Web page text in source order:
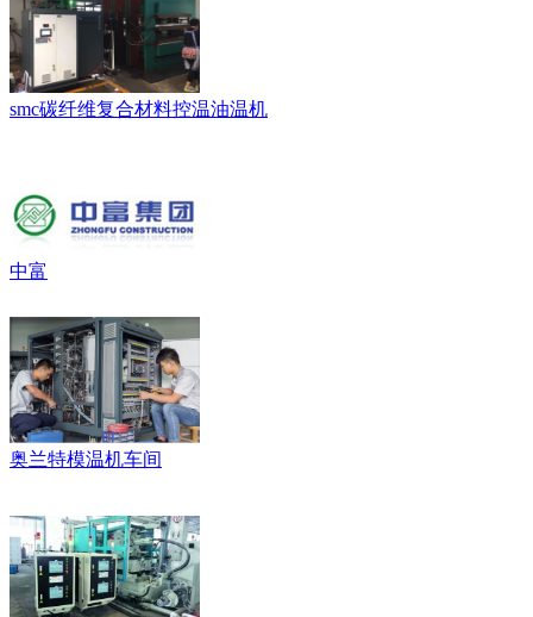
smc碳纤维复合材料控温油温机
中富
奥兰特模温机车间